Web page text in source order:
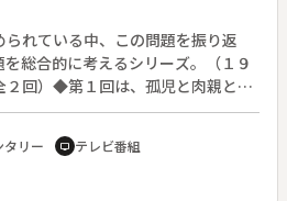
れている中、この問題を振り返
総合的に考えるシリーズ。（１９
２回）◆第１回は、孤児と肉親との
介する。
タリー tv テレビ番組